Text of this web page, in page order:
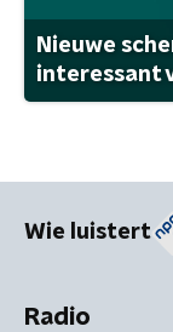
Nieuwe
interessant
Wie luistert
Radio